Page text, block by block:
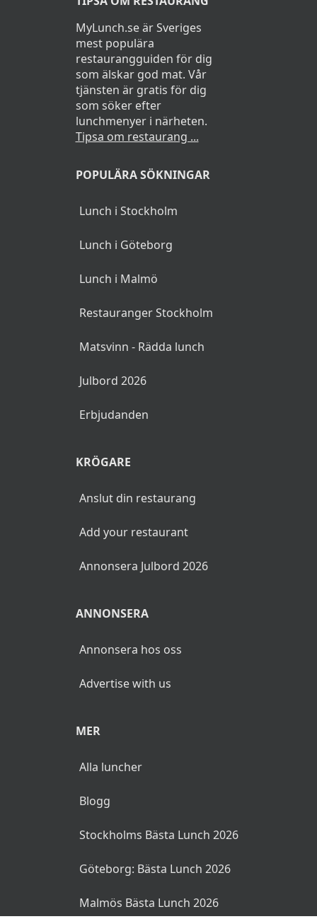
MyLunch.se är Sveriges
mest populära
restaurangguiden för dig
som älskar god mat. Vår
tjänsten är gratis för dig
som söker efter
lunchmenyer i närheten.
Tipsa om restaurang ...
POPULÄRA SÖKNINGAR
Lunch i Stockholm
Lunch i Göteborg
Lunch i Malmö
Restauranger Stockholm
Matsvinn - Rädda lunch
Julbord 2026
Erbjudanden
KRÖGARE
Anslut din restaurang
Add your restaurant
Annonsera Julbord 2026
ANNONSERA
Annonsera hos oss
Advertise with us
MER
Alla luncher
Blogg
Stockholms Bästa Lunch 2026
Göteborg: Bästa Lunch 2026
Malmös Bästa Lunch 2026